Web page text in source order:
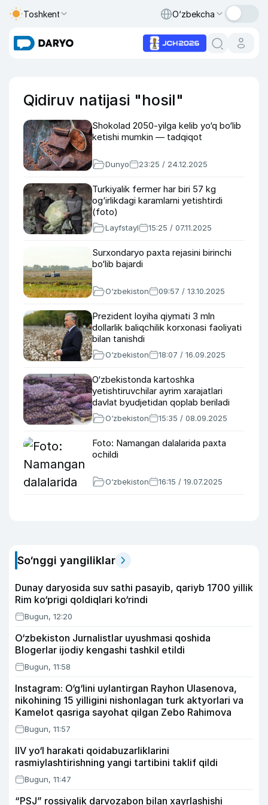
Toshkent O‘zbekcha
Qidiruv natijasi "hosil"
Shokolad 2050-yilga kelib yo‘q bo‘lib
ketishi mumkin — tadqiqot
Dunyo 23:25 / 24.12.2025
Turkiyalik fermer har biri 57 kg
og‘irlikdagi karamlarni yetishtirdi
(foto)
Layfstayl 15:25 / 07.11.2025
Surxondaryo paxta rejasini birinchi
bo‘lib bajardi
O‘zbekiston 09:57 / 13.10.2025
Prezident loyiha qiymati 3 mln
dollarlik baliqchilik korxonasi faoliyati
bilan tanishdi
O‘zbekiston 18:07 / 16.09.2025
O‘zbekistonda kartoshka
yetishtiruvchilar ayrim xarajatlari
davlat byudjetidan qoplab beriladi
O‘zbekiston 15:35 / 08.09.2025
Foto: Namangan dalalarida paxta
ochildi
O‘zbekiston 16:15 / 19.07.2025
So‘nggi yangiliklar
Dunay daryosida suv sathi pasayib, qariyb 1700 yillik
Rim ko‘prigi qoldiqlari ko‘rindi
Bugun, 12:20
O‘zbekiston Jurnalistlar uyushmasi qoshida
Blogerlar ijodiy kengashi tashkil etildi
Bugun, 11:58
Instagram: O‘g‘lini uylantirgan Rayhon Ulasenova,
nikohining 15 yilligini nishonlagan turk aktyorlari va
Kamelot qasriga sayohat qilgan Zebo Rahimova
Bugun, 11:57
IIV yo‘l harakati qoidabuzarliklarini
rasmiylashtirishning yangi tartibini taklif qildi
Bugun, 11:47
“PSJ” rossiyalik darvozabon bilan xayrlashishi